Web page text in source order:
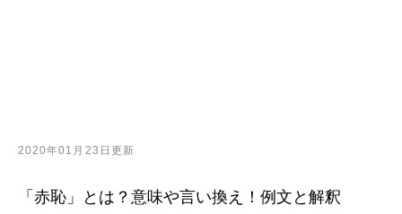
2020年01月23日更新
「赤恥」とは？意味や言い換え！例文と解釈